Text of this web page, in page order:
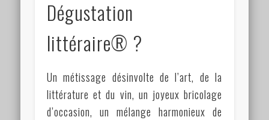
Dégustation
littéraire® ?
Un métissage désinvolte de l’art, de la
littérature et du vin, un joyeux bricolage
d’occasion, un mélange harmonieux de